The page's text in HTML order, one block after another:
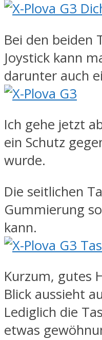
Bei den beiden
Joystick kann
darunter auch
Ich gehe jetzt
ein Schutz
wurde.
Die seitlichen
Gummierung
kann.
Kurzum, gutes
Blick aussieht
Lediglich die
etwas